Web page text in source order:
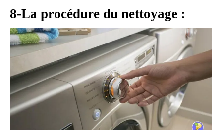
8-La procédure du nettoyage :